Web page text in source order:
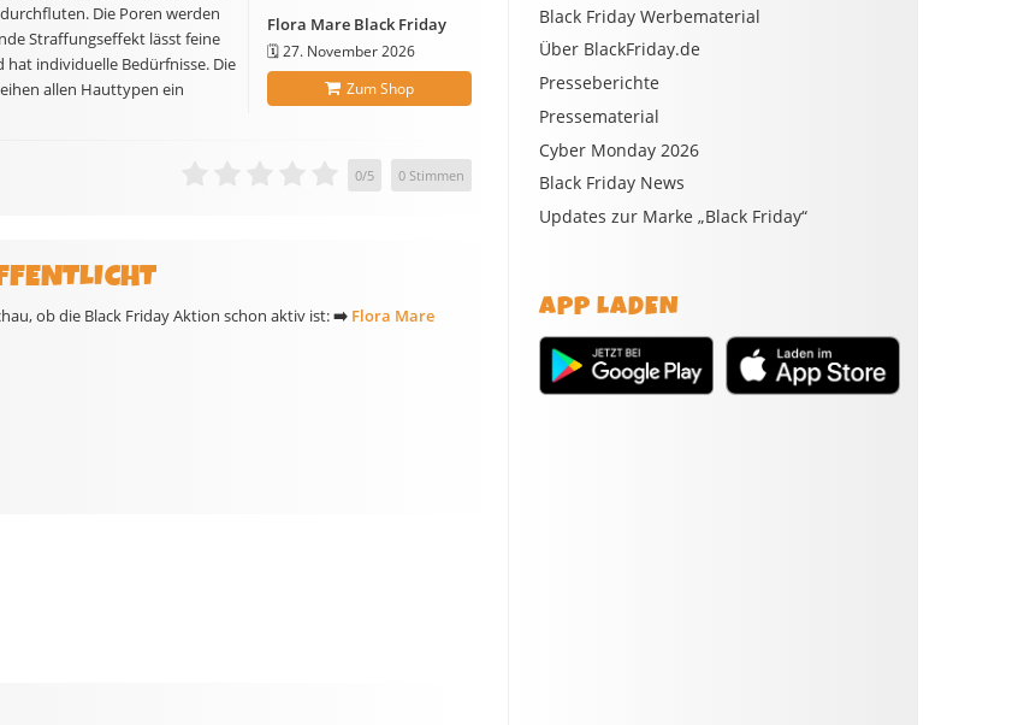
Flora Mare Black Friday
🗓️27. November 2026
Zum Shop
Die Poren werden
Straffungseffekt lässt feine
hat individuelle Bedürfnisse. Die
allen Hauttypen ein
0/5 0Stimmen
ob die Black Friday Aktion schon aktiv ist:➡️ Flora Mare
Black Friday Werbematerial
Über BlackFriday.de
Presseberichte
Pressematerial
Cyber Monday 2026
Black Friday News
Updates zur Marke „Black Friday“
APP LADEN